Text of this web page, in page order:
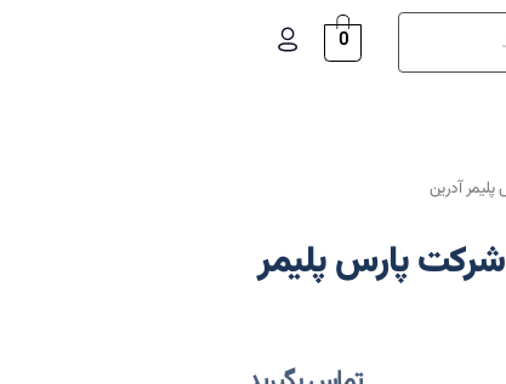
0
داکت برق ساده سایز 20*20 شرکت پارس پلیمر